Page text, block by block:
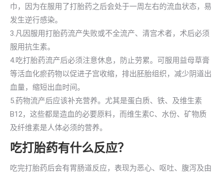
巾，因为在服用了打胎药之后会处于一周左右的流血状态，易
发生逆行感染。
3.凡因服用打胎药流产失败或不全流产、清宫术者，术后必须
服用抗生素。
4.吃打胎药流产后必须注意休息，防止劳累。可服用益母草膏
等活血化瘀药物以促进子宫收缩，排出胚胎组织，减少阴道出
血量，缩短出血时间。
5.药物流产后应该补充营养。尤其是蛋白质、铁、及维生素
B12，这些都是造血的必要原料，而维生素C、水份、矿物质
及纤维素是人体必须的营养。
吃打胎药有什么反应？
吃完打胎药后会有胃肠道反应，表现为恶心、呕吐、腹泻及由